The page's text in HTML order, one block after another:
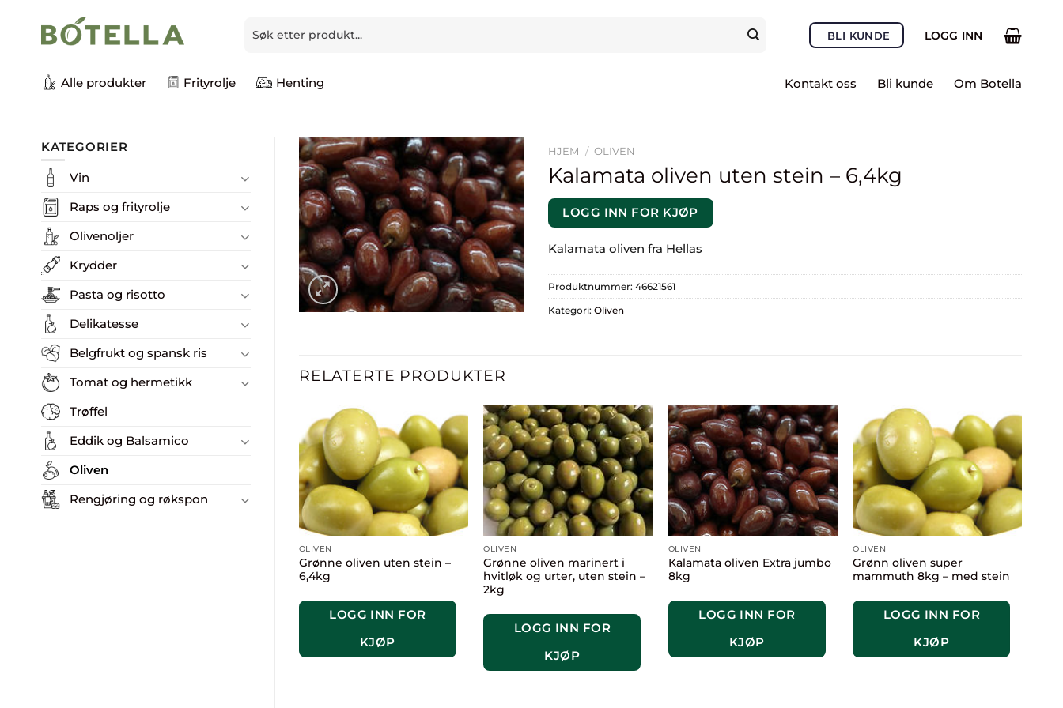
content
etter:
BLI KUNDE LOGG INN
Alle produkter Frityrolje Henting Kontakt oss Bli kunde Om Botella
KATEGORIER
Vin
Raps og frityrolje
Olivenoljer
Krydder
Pasta og risotto
Delikatesse
Belgfrukt og spansk ris
Tomat og hermetikk
Trøffel
Eddik og Balsamico
Oliven
Rengjøring og røkspon
HJEM / OLIVEN
Kalamata oliven uten stein – 6,4kg
LOGG INN FOR KJØP
Kalamata oliven fra Hellas
Produktnummer: 46621561
Kategori: Oliven
RELATERTE PRODUKTER
OLIVEN
Grønne oliven uten stein –
6,4kg
LOGG INN FOR
KJØP
OLIVEN
Grønne oliven marinert i
hvitløk og urter, uten stein –
2kg
LOGG INN FOR
KJØP
OLIVEN
Kalamata oliven Extra jumbo
8kg
LOGG INN FOR
KJØP
OLIVEN
Grønn oliven super
mammuth 8kg – med stein
LOGG INN FOR
KJØP